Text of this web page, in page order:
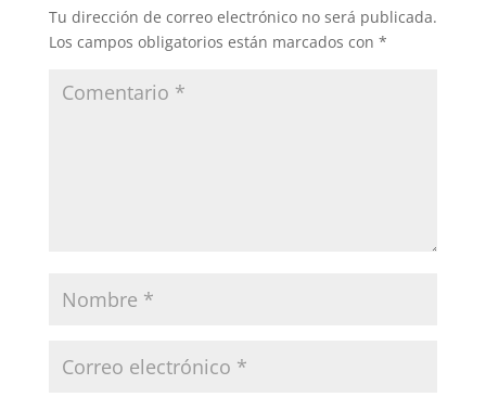
Tu dirección de correo electrónico no será publicada.
Los campos obligatorios están marcados con *